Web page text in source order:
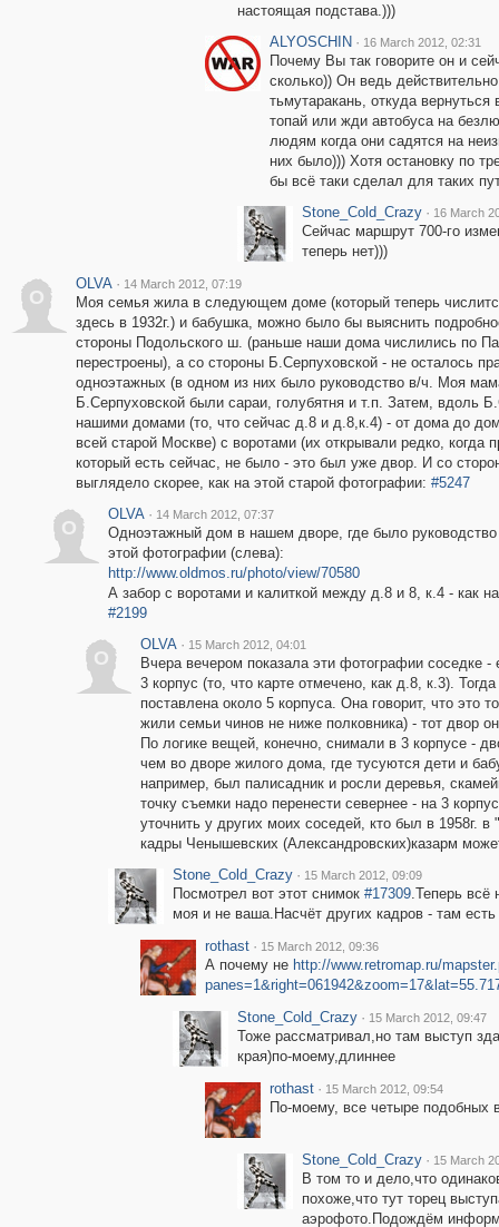
настоящая подстава.)))
ALYOSCHIN · 16 March 2012, 02:31
Почему Вы так говорите он и
сколько)) Он ведь
тьмутаракань, откуда
топай или жди автобуса на
людям когда они садятся на
них было))) Хотя остановку по
бы всё таки сделал для таких
Stone_Cold_Crazy · 16 March
Сейчас маршрут 700-го
теперь нет)))
O
OLVA · 14 March 2012, 07:19
Моя семья жила в следующем доме (который теперь
здесь в 1932г.) и бабушка, можно было бы выяснить
стороны Подольского ш. (раньше наши дома числились по
перестроены), а со стороны Б.Серпуховской - не осталось
одноэтажных (в одном из них было руководство в/ч. Моя
Б.Серпуховской были сараи, голубятня и т.п. Затем, вдоль
нашими домами (то, что сейчас д.8 и д.8,к.4) - от дома до
всей старой Москве) с воротами (их открывали редко, когда
который есть сейчас, не было - это был уже двор. И со
выглядело скорее, как на этой старой фотографии: #5247
O
OLVA · 14 March 2012, 07:37
Одноэтажный дом в нашем дворе, где было
этой фотографии (слева):
http://www.oldmos.ru/photo/view/70580
А забор с воротами и калиткой между д.8 и 8, к.4 - как
#2199
O
OLVA · 15 March 2012, 04:01
Вчера вечером показала эти фотографии соседке
3 корпус (то, что карте отмечено, как д.8, к.3).
поставлена около 5 корпуса. Она говорит, что это
жили семьи чинов не ниже полковника) - тот двор
По логике вещей, конечно, снимали в 3 корпусе -
чем во дворе жилого дома, где тусуются дети и
например, был палисадник и росли деревья,
точку съемки надо перенести севернее - на 3
уточнить у других моих соседей, кто был в 1958г.
кадры Ченышевских (Александровских)казарм
Stone_Cold_Crazy · 15 March 2012, 09:09
Посмотрел вот этот снимок #17309.Теперь всё
моя и не ваша.Насчёт других кадров - там
rothast · 15 March 2012, 09:36
А почему не http://www.retromap.ru/
Stone_Cold_Crazy · 15 March 2012, 09:47
Тоже рассматривал,но там выступ
края)по-моему,длиннее
rothast · 15 March 2012, 09:54
По-моему, все четыре подобных
Stone_Cold_Crazy · 15 March
В том то и дело,что
похоже,что тут торец
аэрофото.Подождём